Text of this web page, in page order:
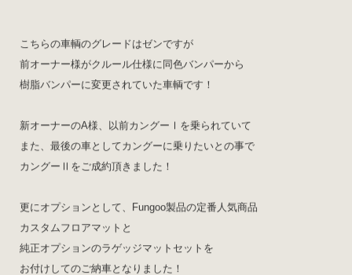
こちらの車輌のグレードはゼンですが
前オーナー様がクルール仕様に同色バンパーから
樹脂バンパーに変更されていた車輌です！
新オーナーのA様、以前カングーⅠを乗られていて
また、最後の車としてカングーに乗りたいとの事で
カングーⅡをご成約頂きました！
更にオプションとして、Fungoo製品の定番人気商品
カスタムフロアマットと
純正オプションのラゲッジマットセットを
お付けしてのご納車となりました！